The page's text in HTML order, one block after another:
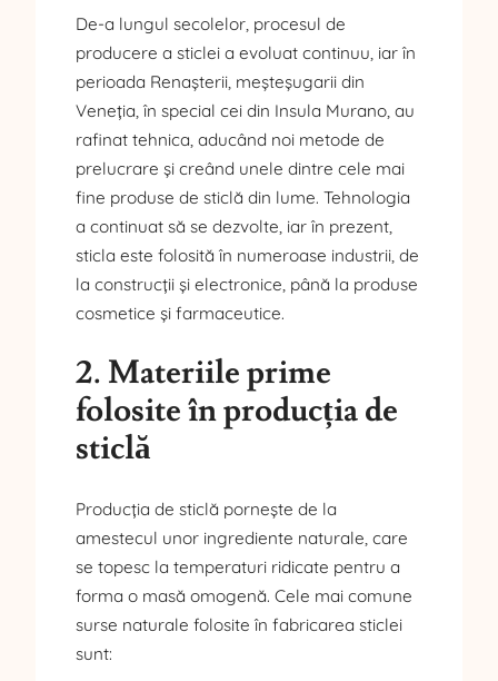
De-a lungul secolelor, procesul de
producere a sticlei a evoluat continuu, iar în
perioada Renașterii, meșteșugarii din
Veneția, în special cei din Insula Murano, au
rafinat tehnica, aducând noi metode de
prelucrare și creând unele dintre cele mai
fine produse de sticlă din lume. Tehnologia
a continuat să se dezvolte, iar în prezent,
sticla este folosită în numeroase industrii, de
la construcții și electronice, până la produse
cosmetice și farmaceutice.
2. Materiile prime
folosite în producția de
sticlă
Producția de sticlă pornește de la
amestecul unor ingrediente naturale, care
se topesc la temperaturi ridicate pentru a
forma o masă omogenă. Cele mai comune
surse naturale folosite în fabricarea sticlei
sunt: